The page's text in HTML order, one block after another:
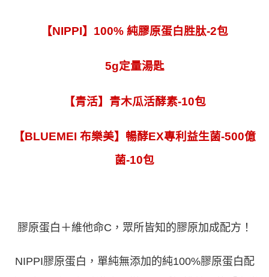
由本公司與您本人進行分期帳單所需資料之確認、核對及更正。
3.完整用戶服務條款，請詳閱以下連結：https://oppay.tw/userRule
每筆NT$290【NIPPI】100% 純膠原蛋白胜肽-2包
5g定量湯匙
【青活】青木瓜活酵素-10包
【BLUEMEI 布樂美】暢酵EX專利益生菌-500億
菌-10包
膠原蛋白＋維他命C，眾所皆知的膠原加成配方！
NIPPI膠原蛋白，單純無添加的純100%膠原蛋白配